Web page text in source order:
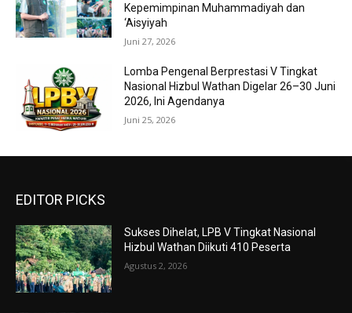
Kepemimpinan Muhammadiyah dan
‘Aisyiyah
Juni 27, 2026
Lomba Pengenal Berprestasi V Tingkat
Nasional Hizbul Wathan Digelar 26–30 Juni
2026, Ini Agendanya
Juni 25, 2026
EDITOR PICKS
Sukses Dihelat, LPB V Tingkat Nasional
Hizbul Wathan Diikuti 410 Peserta
Agustus 2, 2026